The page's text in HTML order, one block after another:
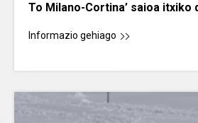
To Milano-Cortina’ saioa itxiko
Informazio gehiago